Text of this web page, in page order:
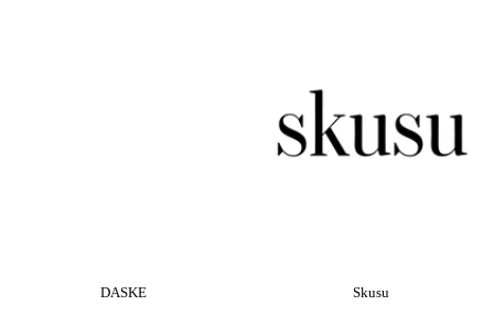
DASKE Skusu